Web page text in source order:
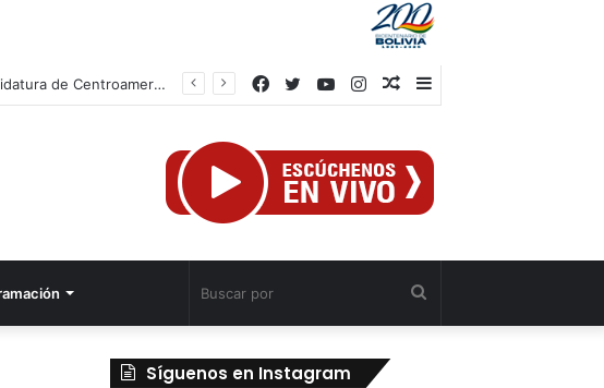
Centro Caribe Sports aprueba hoja de ruta para evaluar candidatura de Centroamericanos Caracas 2030
Barra
Publicación
azar
Instagram
YouTube
Twitter
Facebook
Síguenos en Instagram